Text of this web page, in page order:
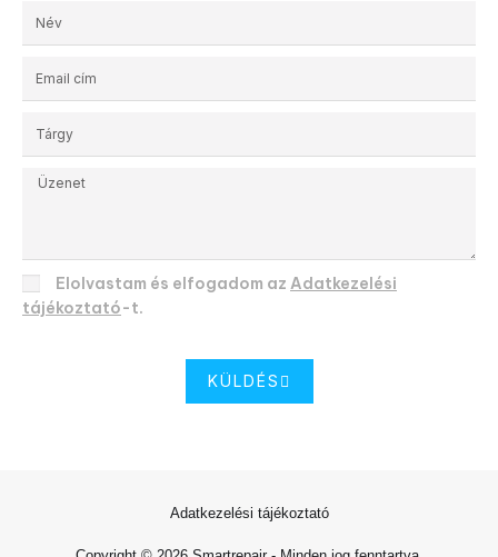
Elolvastam és elfogadom az Adatkezelési
tájékoztató-t.
KÜLDÉS
Adatkezelési tájékoztató